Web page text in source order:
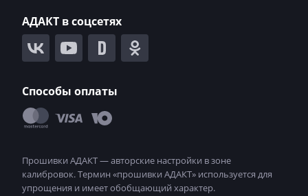
Maserati
MasseyFerguson
Maxus
Mazda
McCloskey
Mecalac
АДАКТ в соцсетях
Способы оплаты